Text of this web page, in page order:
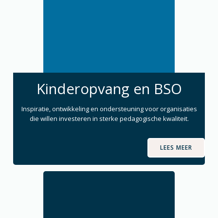
Kinderopvang en BSO
Inspiratie, ontwikkeling en ondersteuning voor organisaties
die willen investeren in sterke pedagogische kwaliteit.
LEES MEER